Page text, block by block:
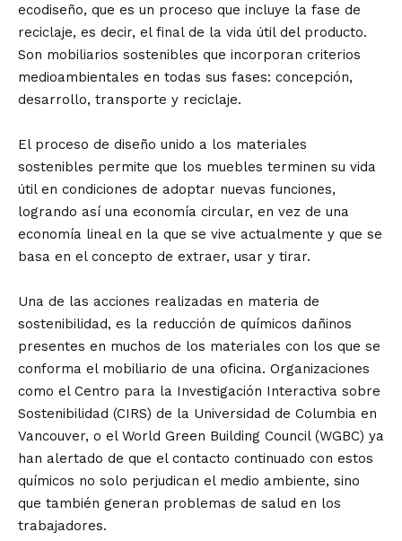
ecodiseño, que es un proceso que incluye la fase de
reciclaje, es decir, el final de la vida útil del producto.
Son mobiliarios sostenibles que incorporan criterios
medioambientales en todas sus fases: concepción,
desarrollo, transporte y reciclaje.
El proceso de diseño unido a los materiales
sostenibles permite que los muebles terminen su vida
útil en condiciones de adoptar nuevas funciones,
logrando así una economía circular, en vez de una
economía lineal en la que se vive actualmente y que se
basa en el concepto de extraer, usar y tirar.
Una de las acciones realizadas en materia de
sostenibilidad, es la reducción de químicos dañinos
presentes en muchos de los materiales con los que se
conforma el mobiliario de una oficina. Organizaciones
como el Centro para la Investigación Interactiva sobre
Sostenibilidad (CIRS) de la Universidad de Columbia en
Vancouver, o el World Green Building Council (WGBC) ya
han alertado de que el contacto continuado con estos
químicos no solo perjudican el medio ambiente, sino
que también generan problemas de salud en los
trabajadores.